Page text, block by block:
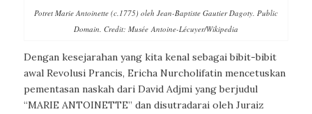
Potret Marie Antoinette (c.1775) oleh Jean-Baptiste Gautier Dagoty. Public
Domain. Credit: Musée Antoine-Lécuyer/Wikipedia
Dengan kesejarahan yang kita kenal sebagai bibit-bibit
awal Revolusi Prancis, Ericha Nurcholifatin mencetuskan
pementasan naskah dari David Adjmi yang berjudul
“MARIE ANTOINETTE” dan disutradarai oleh Juraiz